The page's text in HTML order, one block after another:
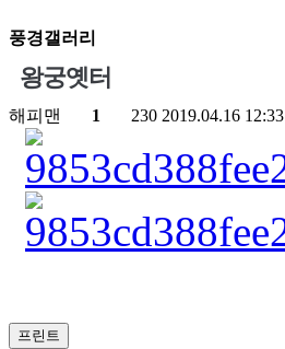
풍경갤러리
왕궁옛터
해피맨 1 230 2019.04.16 12:33
프린트